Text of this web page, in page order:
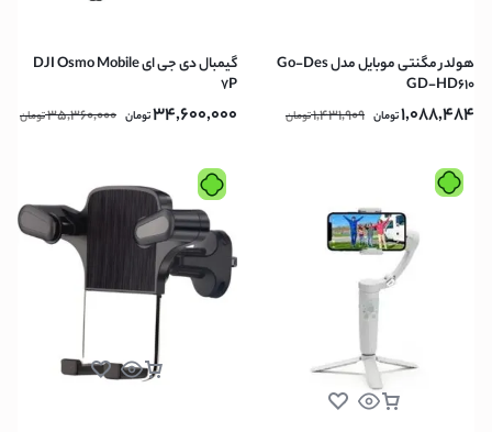
هولدر مگنتی موبایل مدل Go-Des
GD-HD610
1,088,484تومان 1,431,909تومان
گیمبال دی جی ای DJI Osmo Mobile
7P
34,600,000تومان 35,360,000تومان